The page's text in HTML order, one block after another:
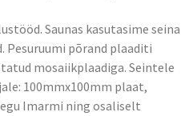
Saunas kasutasime seina
Pesuruumi põrand plaaditi
mosaiikplaadiga. Seintele
100mmx100mm plaat,
Imarmi ning osaliselt